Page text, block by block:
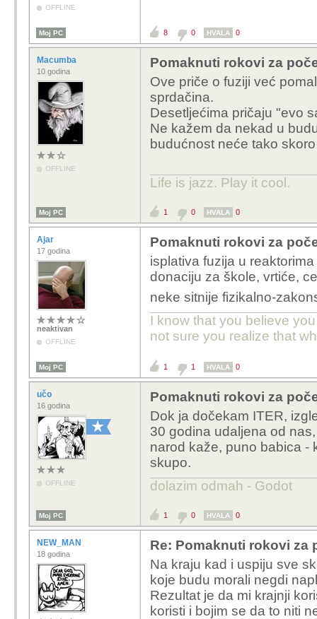
OFFLINE
Moj PC 8 0 HVALA 0
Macumba
10 godina
OFFLINE
Pomaknuti rokovi za
Ove priče o fuziji već
sprdačina.
Desetljećima pričaju "evo
Ne kažem da nekad u
budućnost neće tako
Life is jazz. Play it cool.
Moj PC 1 0 HVALA 0
Ajar
17 godina
neaktivan
OFFLINE
Pomaknuti rokovi za
isplativa fuzija u
donaciju za škole, vrtiće,
neke sitnije fizikalno-
I know that you believe
not sure you realize that
Moj PC 1 1 HVALA 0
učo
16 godina
OFFLINE
Pomaknuti rokovi za
Dok ja dočekam ITER,
30 godina udaljena od
narod kaže, puno babica -
skupo.
dolazim odmah - Godot
Moj PC 1 0 HVALA 0
NEW_MAN
18 godina
Re: Pomaknuti rokovi za
Na kraju kad i uspiju sve
koje budu morali negdi
Rezultat je da mi krajnji
koristi i bojim se da to niti